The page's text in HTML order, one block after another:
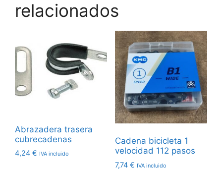
relacionados
Abrazadera trasera
cubrecadenas
4,24 € IVA incluido
Cadena bicicleta 1
velocidad 112 pasos
7,74 € IVA incluido